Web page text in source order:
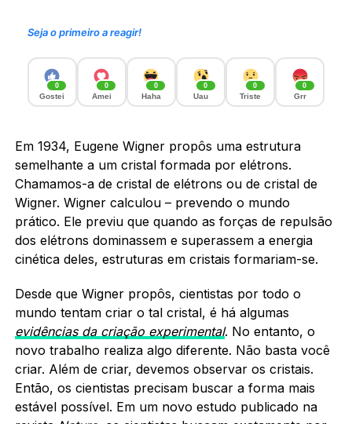
Seja o primeiro a reagir!
0
Gostei
0
Amei
0
Haha
0
Uau
0
Triste
0
Grr
Em 1934, Eugene Wigner propôs uma estrutura
semelhante a um cristal formada por elétrons.
Chamamos-a de cristal de elétrons ou de cristal de
Wigner. Wigner calculou – prevendo o mundo
prático. Ele previu que quando as forças de repulsão
dos elétrons dominassem e superassem a energia
cinética deles, estruturas em cristais formariam-se.
Desde que Wigner propôs, cientistas por todo o
mundo tentam criar o tal cristal, é há algumas
evidências da criação experimental. No entanto, o
novo trabalho realiza algo diferente. Não basta você
criar. Além de criar, devemos observar os cristais.
Então, os cientistas precisam buscar a forma mais
estável possível. Em um novo estudo publicado na